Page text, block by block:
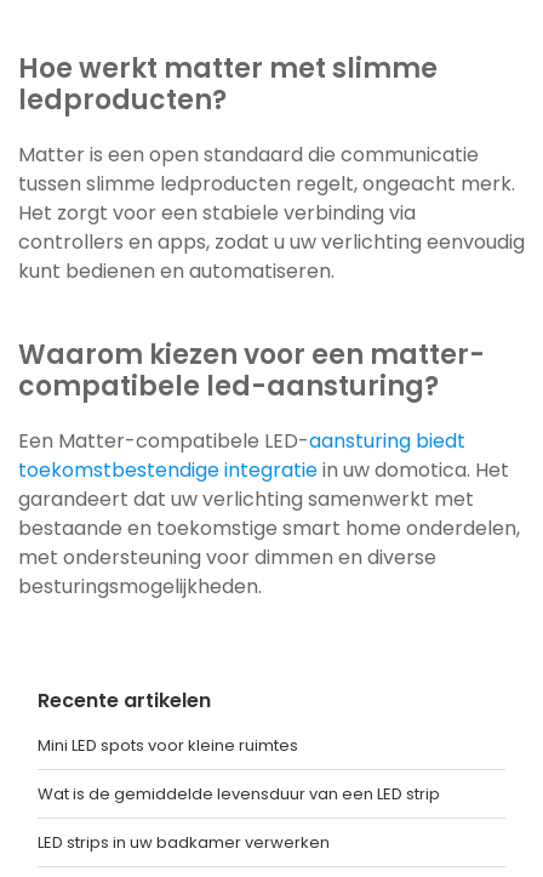
Hoe werkt matter met slimme
ledproducten?
Matter is een open standaard die communicatie
tussen slimme ledproducten regelt, ongeacht merk.
Het zorgt voor een stabiele verbinding via
controllers en apps, zodat u uw verlichting eenvoudig
kunt bedienen en automatiseren.
Waarom kiezen voor een matter-
compatibele led-aansturing?
Een Matter-compatibele LED-aansturing biedt
toekomstbestendige integratiein uw domotica. Het
garandeert dat uw verlichting samenwerkt met
bestaande en toekomstige smart home onderdelen,
met ondersteuning voor dimmen en diverse
besturingsmogelijkheden.
Recente artikelen
Mini LED spots voor kleine ruimtes
Wat is de gemiddelde levensduur van een LED strip
LED strips in uw badkamer verwerken